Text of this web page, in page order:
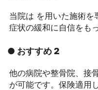
当院は を用いた施術を
症状の緩和に自信をも
● おすすめ 2
他の病院や整骨院、接
が可能です。保険適用